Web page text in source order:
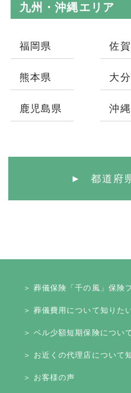
九州・沖縄エリア
福岡県 佐
熊本県 大
鹿児島県 沖
都道府
＞ 葬儀保険「千の風」保険
＞ 葬儀費用について知りた
＞ ベル少額短期保険につい
＞ お近くの代理店について
＞ お客様の声